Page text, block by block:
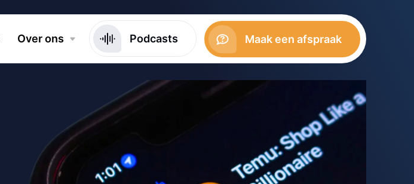
Over ons Podcasts Maak een afspraak